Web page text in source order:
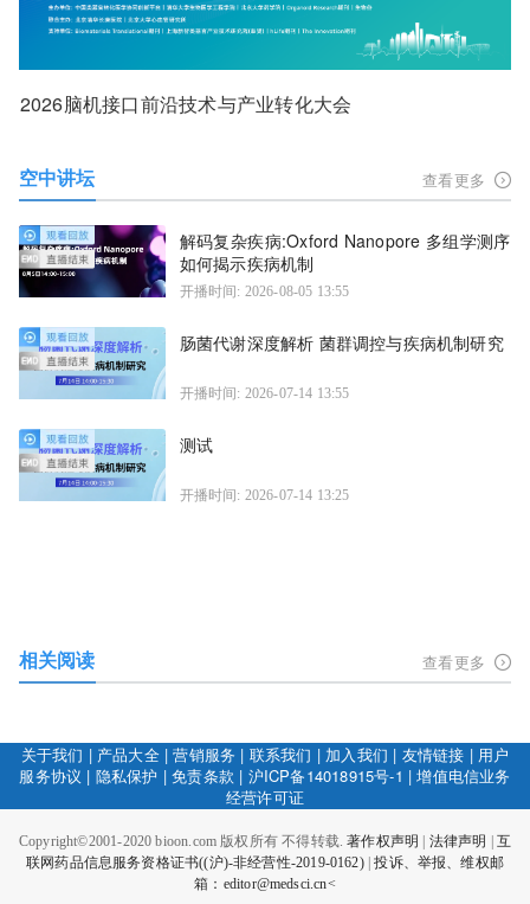
2026脑机接口前沿技术与产业转化大会
空中讲坛 查看更多
解码复杂疾病:Oxford Nanopore 多组学测序
如何揭示疾病机制
开播时间: 2026-08-05 13:55
肠菌代谢深度解析 菌群调控与疾病机制研究
开播时间: 2026-07-14 13:55
测试
开播时间: 2026-07-14 13:25
相关阅读 查看更多
关于我们 | 产品大全|营销服务 | 联系我们 | 加入我们 | 友情链接 | 用户
服务协议 | 隐私保护 |免责条款 | 沪ICP备14018915号-1 |增值电信业务
经营许可证
Copyright©2001-2020 bioon.com 版权所有 不得转载.著作权声明 法律声明
互
联网药品信息服务资格证书((沪)-非经营性-2019-0162)|投诉、举报、维权邮
箱：editor@medsci.cn<